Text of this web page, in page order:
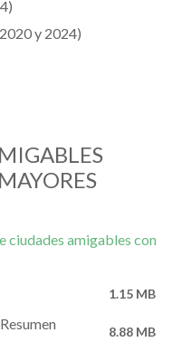
y 2024)
ciudades amigables con
1.15 MB
8.88 MB